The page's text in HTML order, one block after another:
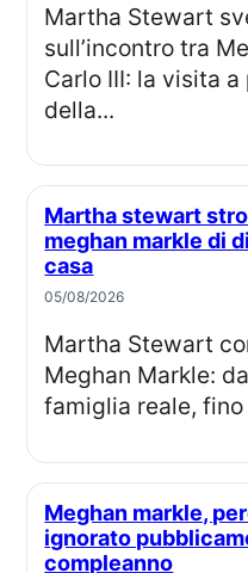
Martha Stewart svela dettagli
sull’incontro tra
Carlo III: la visita
della...
Martha stewart stronca il tentativo di
meghan markle di
casa
05/08/2026
Martha Stewart commenta il percorso di
Meghan Markle:
famiglia reale,
Meghan markle, perché la famiglia reale ha
ignorato
compleanno